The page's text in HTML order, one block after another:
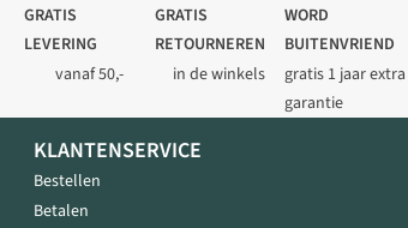
GRATIS
LEVERING
vanaf 50,-
GRATIS
RETOURNEREN
in de winkels
WORD
BUITENVRIEND
gratis 1 jaar extra
garantie
KLANTENSERVICE
Bestellen
Betalen